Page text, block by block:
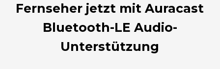
Fernseher jetzt mit Auracast
Bluetooth-LE Audio-
Unterstützung